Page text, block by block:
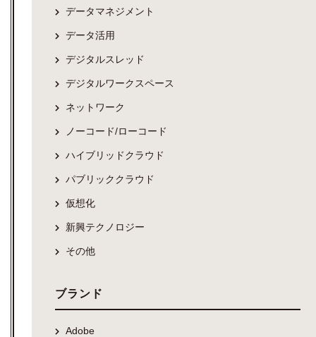
データマネジメント
データ活用
デジタルスレッド
デジタルワークスペース
ネットワーク
ノーコード/ローコード
ハイブリッドクラウド
パブリッククラウド
仮想化
新興テクノロジー
その他
ブランド
Adobe